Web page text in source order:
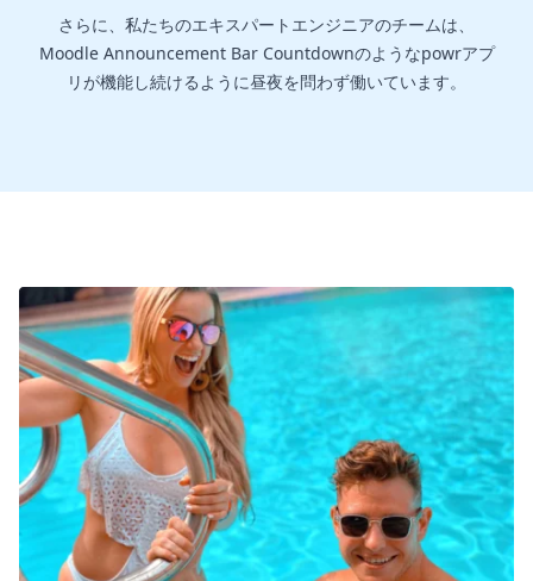
さらに、私たちのエキスパートエンジニアのチームは、
Moodle Announcement Bar Countdownのようなpowrアプ
リが機能し続けるように昼夜を問わず働いています。